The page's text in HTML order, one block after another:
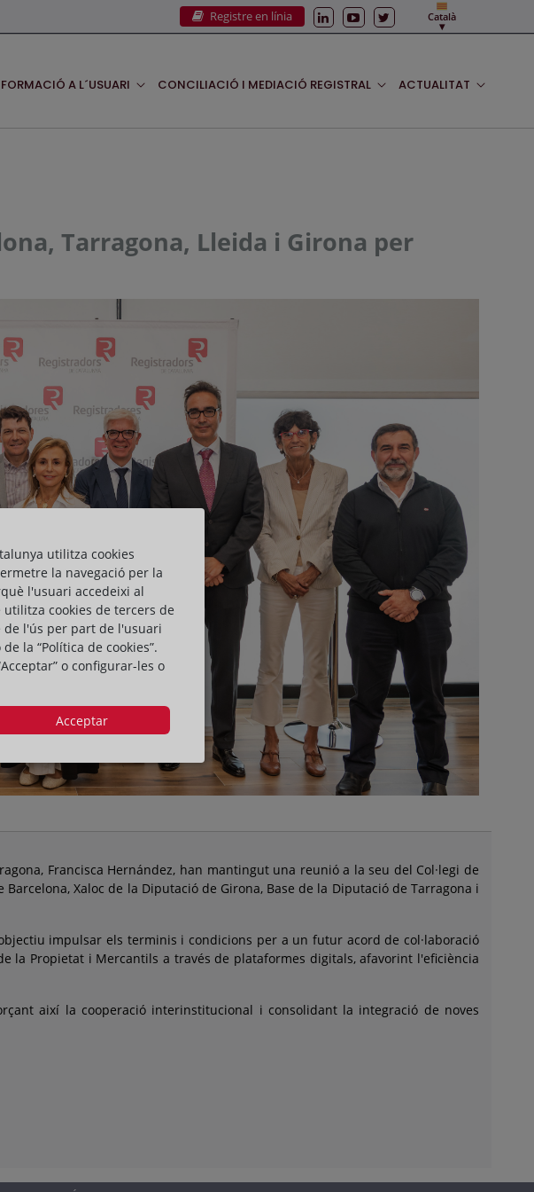
Registre en línia Català
A L´USUARI CONCILIACIÓ I MEDIACIÓ REGISTRAL ACTUALITAT
Tarragona, Lleida i Girona per
Francisca Hernández, han mantingut una reunió a la seu del Col·legi de
Xaloc de la Diputació de Girona, Base de la Diputació de Tarragona i
impulsar els terminis i condicions per a un futur acord de col·laboració
la Propietat i Mercantils a través de plataformes digitals, afavorint l'eficiència
així la cooperació interinstitucional i consolidant la integració de noves
utilitza cookies
la navegació per la
l'usuari accedeixi al
cookies de tercers de
l'ús per part de l'usuari
la “Política de cookies”.
o configurar-les o
Acceptar